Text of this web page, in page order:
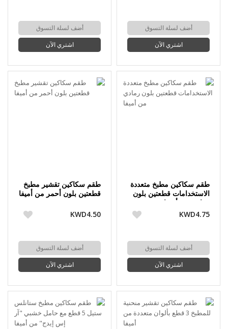
أضف لسلة التسوق
اشتري الآن
أضف لسلة التسوق
اشتري الآن
طقم سكاكين مطبخ متعددة
الاستخدامات قطعتين بلون
رمادي من أميفا
KWD4.75
أضف لسلة التسوق
اشتري الآن
طقم سكاكين تقشير مطبخ
قطعتين بلون أحمر من أميفا
KWD4.50
أضف لسلة التسوق
اشتري الآن